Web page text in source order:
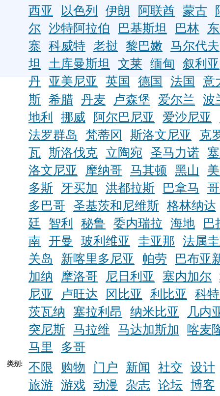
西亚
以色列 伊朗 阿联酋 蒙古
尔
沙特阿拉伯 巴基斯坦 巴林
寨
科威特 老挝 黎巴嫩
马尔代夫
坦
土库曼斯坦 文莱 缅甸
叙利亚
丹
亚美尼亚 英国 德国 法国
意
斯 希腊 丹麦 卢森堡 爱尔兰
波
地利
挪威 阿尔巴尼亚 爱沙尼亚
法罗群岛
梵蒂冈 斯洛文尼亚
克
瓦 斯洛伐克 立陶宛 圣马力诺
洛文尼亚
摩纳哥 马其顿 黑山
多斯
牙买加 洪都拉斯 巴拿马
多巴哥
圣基茨和尼维斯 格林纳达
廷
智利 秘鲁 委内瑞拉 海地
巴
南
开曼 玻利维亚 圭亚那
法属
关岛
新喀里多尼亚 帕劳
巴布亚
加纳
摩洛哥 尼日利亚 塞内加尔
尼亚
卢旺达 冈比亚 利比亚
科
茨瓦纳
塞拉利昂 纳米比亚
几内
突尼斯
马拉维 马达加斯加
喀麦
马里
多哥
类别: 不限 购物 门户 新闻 社交
设计
旅游
游戏 动漫 杂志 论坛 博客